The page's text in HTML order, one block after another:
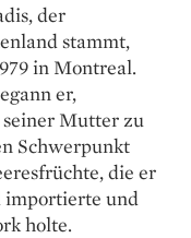
der
stammt,
in Montreal.
er,
Mutter zu
Schwerpunkt
die er
importierte und
holte.